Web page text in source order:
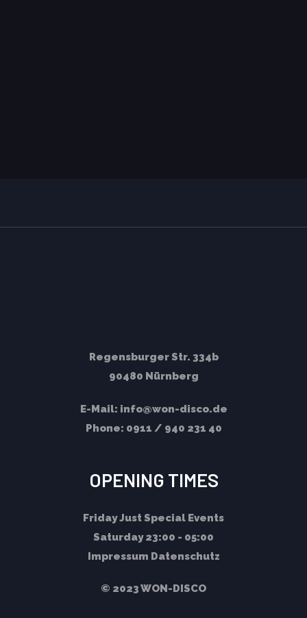
Regensburger Str. 334b
90480 Nürnberg
E-Mail: info@won-disco.de
Phone: 0911 / 940 231 40
OPENING TIMES
FridayJust Special Events
Saturday23:00 - 05:00
Impressum Datenschutz
© 2023 WON-DISCO